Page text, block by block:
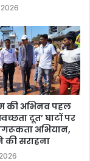
की अभिनव पहल
दूत’ घाटों पर
अभियान,
की सराहना